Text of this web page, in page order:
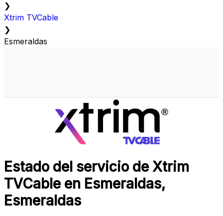
❯
Xtrim TVCable
❯
Esmeraldas
Estado del servicio de Xtrim
TVCable en Esmeraldas,
Esmeraldas